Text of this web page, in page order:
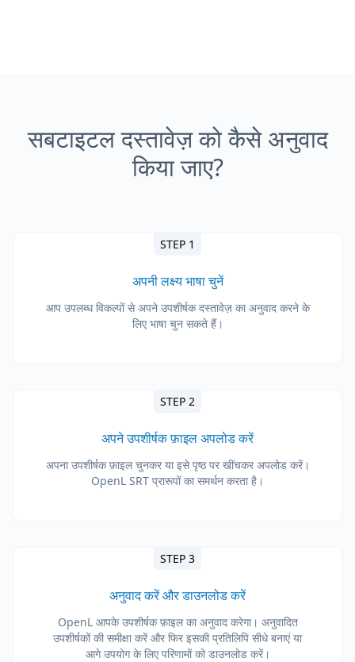
सबटाइटल दस्तावेज़ को कैसे अनुवाद
किया जाए?
STEP 1
अपनी लक्ष्य भाषा चुनें
आप उपलब्ध विकल्पों से अपने उपशीर्षक दस्तावेज़ का अनुवाद करने के
लिए भाषा चुन सकते हैं।
STEP 2
अपने उपशीर्षक फ़ाइल अपलोड करें
अपना उपशीर्षक फ़ाइल चुनकर या इसे पृष्ठ पर खींचकर अपलोड करें।
OpenL SRT प्रारूपों का समर्थन करता है।
STEP 3
अनुवाद करें और डाउनलोड करें
OpenL आपके उपशीर्षक फ़ाइल का अनुवाद करेगा। अनुवादित
उपशीर्षकों की समीक्षा करें और फिर इसकी प्रतिलिपि सीधे बनाएं या
आगे उपयोग के लिए परिणामों को डाउनलोड करें।